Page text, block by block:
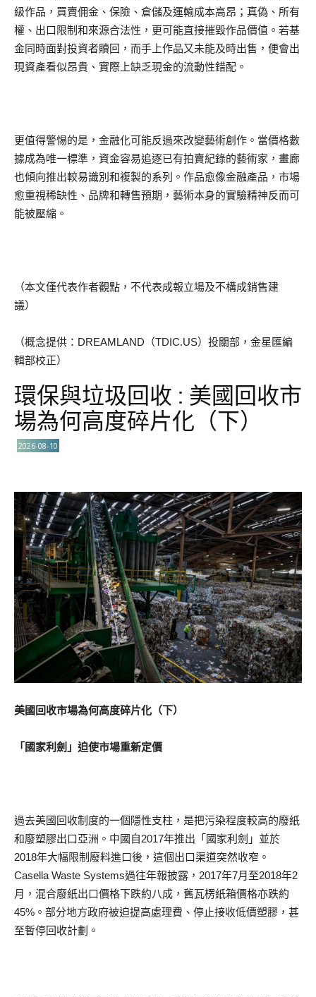
級作品，買賣佣金、保險、倉儲及運輸成本高昂；真偽、所有
權、出口限制和來源合法性，更可能直接摧毀作品價值。若基
金同時面對投資者贖回，而手上作品又未能及時出售，便會出
現資產看似昂貴、實際上缺乏現金的流動性錯配。
更值得警惕的是，金融化可能反過來改變藝術創作。當價格數
據成為唯一標準，資金容易追逐已有拍賣紀錄的藝術家，畫廊
也傾向推出較易識別和複製的系列。作品愈像金融產品，市場
愈重視稀缺性、品牌和轉售預期，藝術本身的實驗精神反而可
能被壓縮。
（本文僅代表作者觀點，不代表成報立場及不構成銷售建
議）
（概念提供：DREAMLAND（TDIC.US）投關部，金星匯編
輯部校正）
環保與垃圾回收 : 美國回收市
場為何高度碎片化（下）
2026-08-10
美國回收市場為何高度碎片化（下）
「國家利劍」迫使市場重新定價
過去美國回收制度的一個隱性支柱，是把污染程度較高的廢紙
和廢塑膠出口亞洲。中國自2017年推出「國家利劍」並於
2018年大幅限制廢料進口後，這個出口渠道突然收窄。
Casella Waste Systems過往年報披露，2017年7月至2018年2
月，混合廢紙出口價格下跌約八成，舊瓦楞紙箱價格亦跌約
45%。部分地方政府被迫提高處理費、停止接收低價塑膠，甚
至暫停回收計劃。